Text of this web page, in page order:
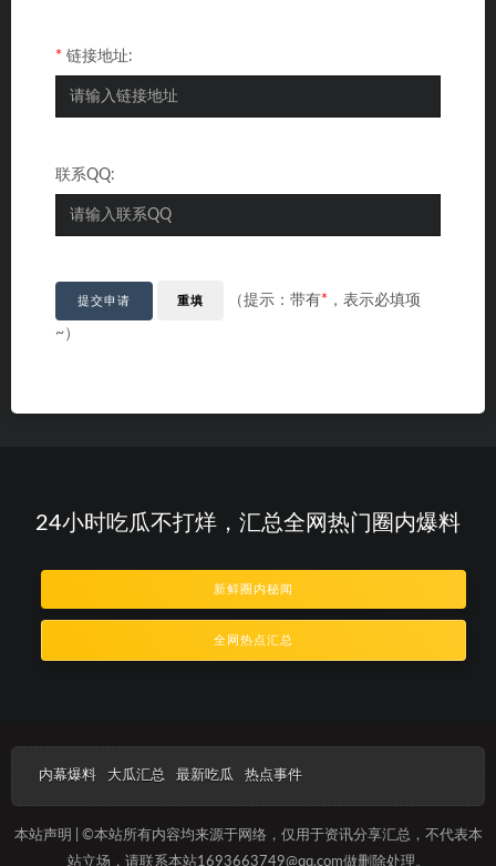
* 链接地址:
联系QQ:
提交申请 重填 （提示：带有* ，表示必填项
~）
24小时吃瓜不打烊，汇总全网热门圈内爆料
新鲜圈内秘闻
全网热点汇总
内幕爆料 大瓜汇总 最新吃瓜 热点事件
本站声明 | ©本站所有内容均来源于网络，仅用于资讯分享汇总，不代表本
站立场，请联系本站1693663749@qq.com做删除处理。